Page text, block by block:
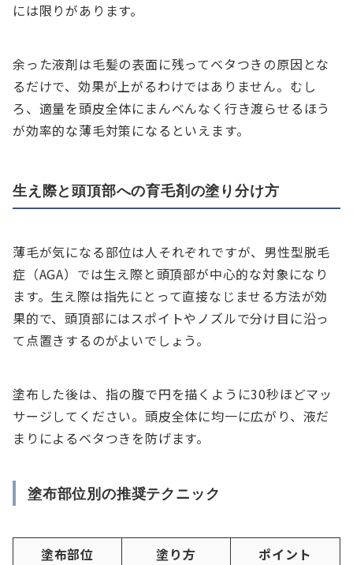
には限りがあります。
余った液剤は毛髪の表面に残ってベタつきの原因とな
るだけで、効果が上がるわけではありません。むし
ろ、適量を頭皮全体にまんべんなく行き渡らせるほう
が効率的な薄毛対策になるといえます。
生え際と頭頂部への育毛剤の塗り分け方
薄毛が気になる部位は人それぞれですが、男性型脱毛
症（AGA）では生え際と頭頂部が中心的な対象になり
ます。生え際は指先にとって直接なじませる方法が効
果的で、頭頂部にはスポイトやノズルで分け目に沿っ
て点置きするのがよいでしょう。
塗布した後は、指の腹で円を描くように30秒ほどマッ
サージしてください。頭皮全体に均一に広がり、液だ
まりによるベタつきを防げます。
塗布部位別の推奨テクニック
塗布部位 塗り方 ポイント